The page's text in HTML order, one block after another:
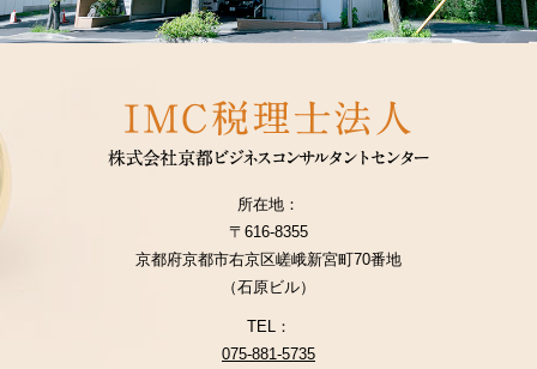
所在地：
〒616-8355
京都府京都市右京区嵯峨新宮町70番地
（石原ビル）
TEL：
075-881-5735